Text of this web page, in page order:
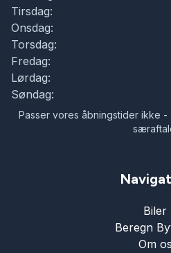
Tirsdag:
Onsdag:
Torsdag:
Fredag:
Lørdag:
Søndag:
Passer vores åbningstider ikke
Biler
Beregn
Om os